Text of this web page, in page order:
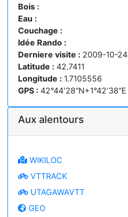
Bois :
Eau :
Couchage :
Idée Rando :
Derniere visite : 2009-10-24
Latitude : 42.7411
Longitude : 1.7105556
GPS : 42°44'28"N+1°42'38"E
Aux alentours
WIKILOC
VTTRACK
UTAGAWAVTT
GEO